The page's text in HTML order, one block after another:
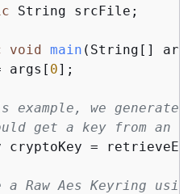
String srcFile;
void main (String[]
args[
0];
we generate
get a key from an
cryptoKey =
Raw Aes Keyring